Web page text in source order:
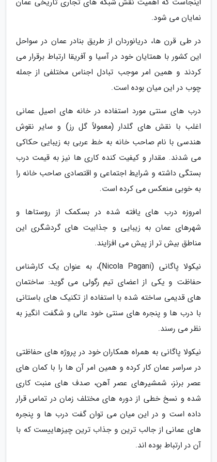
نمایان می شود.
در طی قرن ها، دریانوردان از طریق بنادر عمان در سواحل
این کشور با همتایان خود در آسیا و آفریقا ارتباط برقرار می
کردند و همین امر موجب تبادل اجناس مختلفی از جمله
چوب در این میان بوده است.
درب های سنتی مورد استفاده در خانه های اصیل عمانی
اغلب با نقش های گلدار (معمولاً گل رز) و سایر نقوش
هندسی با نام صاحب خانه به خط عربی به زیبایی حکاکی
می شدند. مقدار و کیفیت کنده کاری ها نیز به قیمت درب
بستگی داشته و شرایط اجتماعی و اقتصادی صاحب خانه را
به خوبی منعکس می کرده است.
امروزه درب های یافته شده در بسکمک از روستاها و
شهرهای عمان به زیبایی و جذابیت های گردشگری این
مناطق بیش تر از پیش می افزایند.
نیکولا پاگانی (Nicola Pagani)، به عنوان یک کارشناس
حفاظت و یکی از اعضای تیم رگولی می گوید: ساختمان
های قدیمی ساخته شده با استفاده از تکنیک های باستانی
با درب ها و پنجره های سنتی خود عالی و شگفت انگیز به
نظر می رسند.
نیکولا پاگانی به همراه همکاران خود در پروژه های حفاظتی
در سراسر عمان کار کرده و همین امر آن ها را با کمان های
عصر برنز، شمشیرهای عصر آهن، صدف های منبت کاری
شده و نسخ خطی از دوره های مختلف زمان در تماس قرار
داده است و در این میان می توان گفت درب ها و پنجره
های عمانی از جالب ترین و جذاب ترین چیزهاییست که با
آن در ارتباط بوده اند.